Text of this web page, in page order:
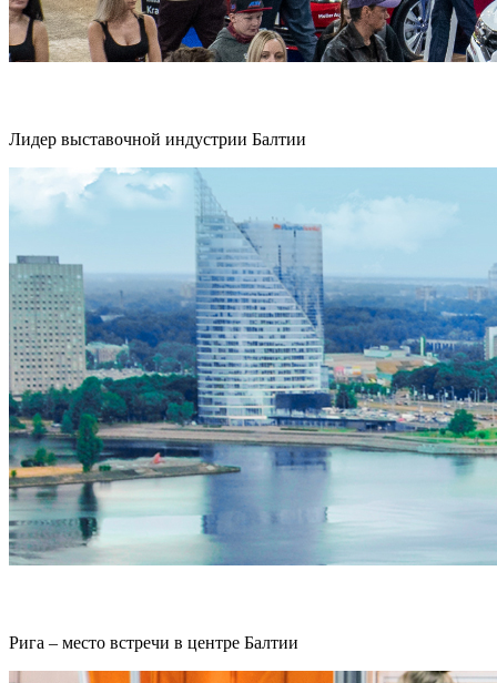
Лидер выставочной индустрии Балтии
Рига – место встречи в центре Балтии